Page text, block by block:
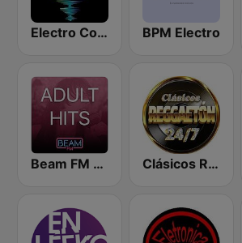
Electro Colombia Radio BPM Electro
Beam FM - Adult Hits Clásicos Reggaeton 24/7